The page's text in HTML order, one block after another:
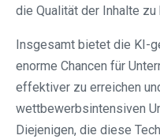
die Qualität der Inhalte zu
Insgesamt bietet die KI-
enorme Chancen für
effektiver zu erreichen
wettbewerbsintensiven
Diejenigen, die diese